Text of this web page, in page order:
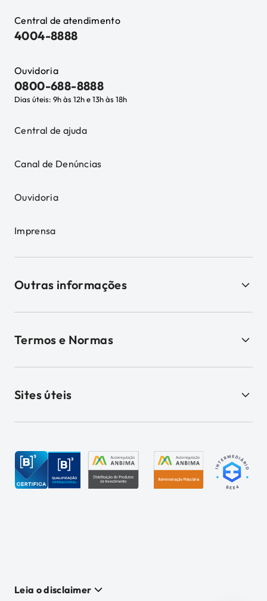
Central de atendimento
4004-8888
Ouvidoria
0800-688-8888
Dias úteis: 9h às 12h e 13h às 18h
Central de ajuda
Canal de Denúncias
Ouvidoria
Imprensa
Outras informações
Termos e Normas
Sites úteis
Leia o disclaimer